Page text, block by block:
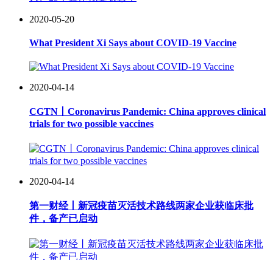
2020-05-20
What President Xi Says about COVID-19 Vaccine
2020-04-14
CGTN丨Coronavirus Pandemic: China approves clinical
trials for two possible vaccines
2020-04-14
第一财经丨新冠疫苗灭活技术路线两家企业获临床批
件，备产已启动